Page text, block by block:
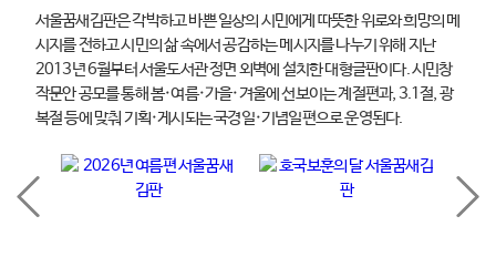
서울꿈새김판은 각박하고 바쁜 일상의 시민에게 따뜻한 위로와 희망의 메
시지를 전하고 시민의 삶 속에서 공감하는 메시지를 나누기 위해 지난
2013년 6월부터 서울도서관 정면 외벽에 설치한 대형글판이다. 시민창
작문안 공모를 통해 봄·여름·가을·겨울에 선보이는 계절편과, 3.1절, 광
복절 등에 맞춰 기획·게시되는 국경일·기념일편으로 운영된다.